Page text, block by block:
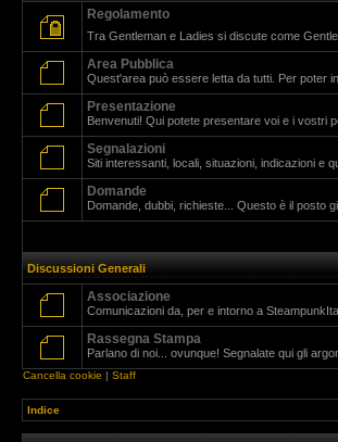
Regolamento
Tra Gentleman e Ladies si discute come
Area Pubblica
Quest'area può essere letta da tutti. Per poter
Presentazione
Benvenuti! Qui potete presentare voi e i vostri
Segnalazioni
Siti interessanti, locali, situazioni, indicazioni e
Domande
Domande, dubbi, richieste... Questo è il posto
Discussioni Generali
Associazione
Comunicazioni da, per e intorno a
Rassegna Stampa
Parlano di noi... ovunque! Segnalate qui gli
Cancella cookie | Staff
Indice